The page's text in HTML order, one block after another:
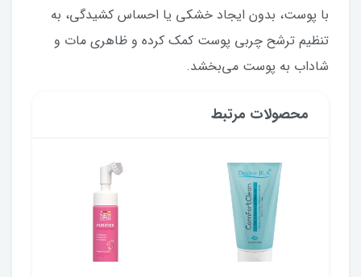
با پوست، بدون ایجاد خشکی یا احساس کشیدگی، به
تنظیم ترشح چربی پوست کمک کرده و ظاهری مات و
شاداب به پوست می‌بخشد.
محصولات مرتبط